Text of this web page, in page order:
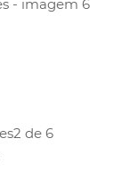
2 de 6